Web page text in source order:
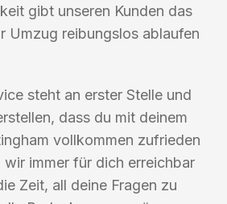
gibt unseren Kunden das
Umzug reibungslos ablaufen
steht an erster Stelle und
dass du mit deinem
vollkommen zufrieden
immer für dich erreichbar
Zeit, all deine Fragen zu